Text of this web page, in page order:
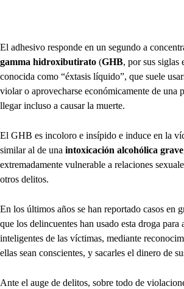
El adhesivo responde en un segundo a
gamma hidroxibutirato (GHB, por sus siglas
conocida como “éxtasis líquido”, que suele
violar o aprovecharse económicamente de una
llegar incluso a causar la muerte.
El GHB es incoloro e insípido e induce en la
similar al de una intoxicación alcohólica grave
extremadamente vulnerable a relaciones
otros delitos.
En los últimos años se han reportado casos en
que los delincuentes han usado esta droga para
inteligentes de las víctimas, mediante
ellas sean conscientes, y sacarles el dinero de
Ante el auge de delitos, sobre todo de